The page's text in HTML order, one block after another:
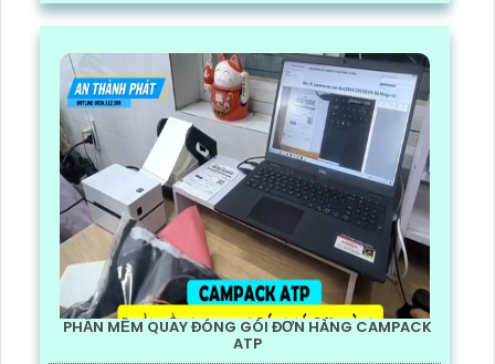
PHẦN MỀM QUAY ĐÓNG GÓI ĐƠN HÀNG CAMPACK
ATP